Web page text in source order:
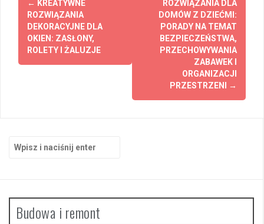
wpisy
← KREATYWNE
ROZWIĄZANIA
DEKORACYJNE DLA
OKIEN: ZASŁONY,
ROLETY I ŻALUZJE
ROZWIĄZANIA DLA
DOMÓW Z DZIEĆMI:
PORADY NA TEMAT
BEZPIECZEŃSTWA,
PRZECHOWYWANIA
ZABAWEK I
ORGANIZACJI
PRZESTRZENI
→
Budowa i remont